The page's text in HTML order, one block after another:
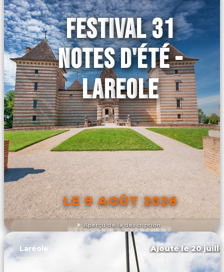
Aperçu de la description
FESTIVAL 31
NOTES D'ÉTÉ -
LAREOLE
LE 9 AOÛT 2026
DÉCOUVRIR L'ÉVÉNEMENT
Laréole Ajouté le 20